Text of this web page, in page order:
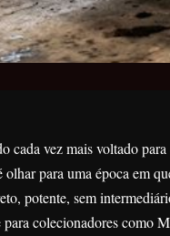
cada vez mais voltado
para uma época em
potente, sem
para colecionadores como